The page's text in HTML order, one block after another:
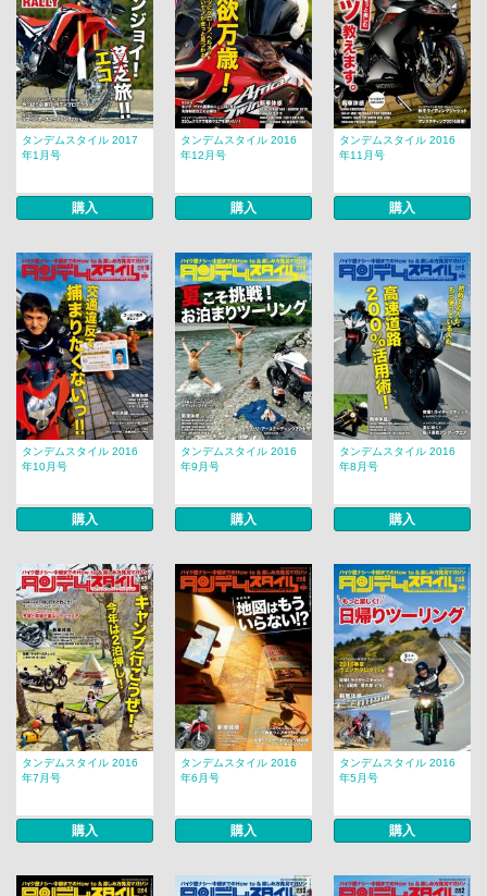
タンデムスタイル 2017
年1月号
購入
タンデムスタイル 2016
年12月号
購入
タンデムスタイル 2016
年11月号
購入
タンデムスタイル 2016
年10月号
購入
タンデムスタイル 2016
年9月号
購入
タンデムスタイル 2016
年8月号
購入
タンデムスタイル 2016
年7月号
購入
タンデムスタイル 2016
年6月号
購入
タンデムスタイル 2016
年5月号
購入